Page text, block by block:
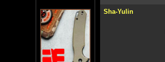
Sha-Yulin